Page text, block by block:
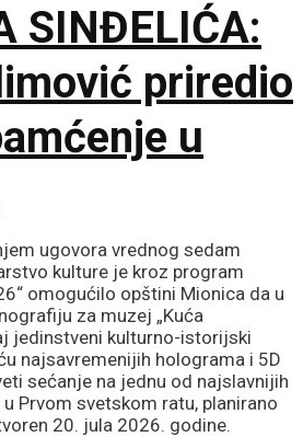
SINĐELIĆA:
priredio
u
ugovora vrednog sedam
kulture je kroz program
omogućilo opštini Mionica da u
za muzej „Kuća
jedinstveni kulturno-istorijski
najsavremenijih holograma i 5D
sećanje na jednu od najslavnijih
Prvom svetskom ratu, planirano
20. jula 2026. godine.